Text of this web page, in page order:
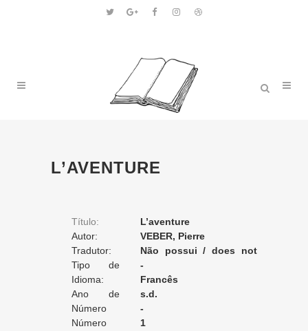
L’AVENTURE
Título:
L’aventure
Autor:
VEBER, Pierre
Tradutor:
Não possui / does not
apply / ne posséde pas
Tipo de
Tradução:
-
Idioma:
Francês
Ano de
Edição:
s.d.
Número
da Edição:
-
Número
1